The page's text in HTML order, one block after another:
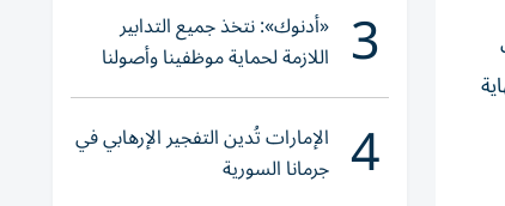
3 «أدنوك»: نتخذ جميع التدابير
اللازمة لحماية موظفينا وأصولنا
وعملياتنا
4 الإمارات تُدين التفجير الإرهابي في
جرمانا السورية